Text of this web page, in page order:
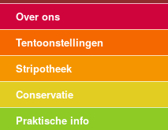
Over ons
Tentoonstellingen
Stripotheek
Conservatie
Praktische info